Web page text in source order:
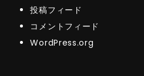
投稿フィード
コメントフィード
WordPress.org